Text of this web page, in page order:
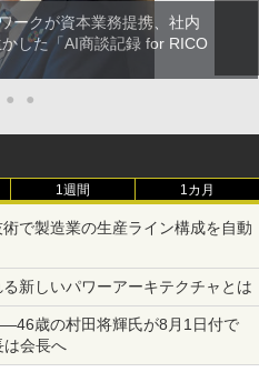
ークが資本業務提携、社内
した「AI商談記録 for RICO
● ●
1週間 1カ月
で製造業の生産ライン構成を自動
新しいパワーアーキテクチャとは
歳の村田将輝氏が8月1日付で
は会長へ